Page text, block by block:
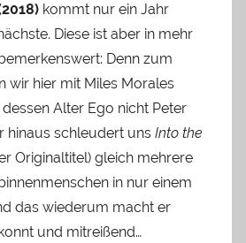
kommt nur ein Jahr
Diese ist aber in mehr
Denn zum
wir hier mit Miles Morales
Alter Ego nicht Peter
hinaus schleudert uns Into the
Originaltitel) gleich mehrere
in nur einem
das wiederum macht er
und mitreißend…